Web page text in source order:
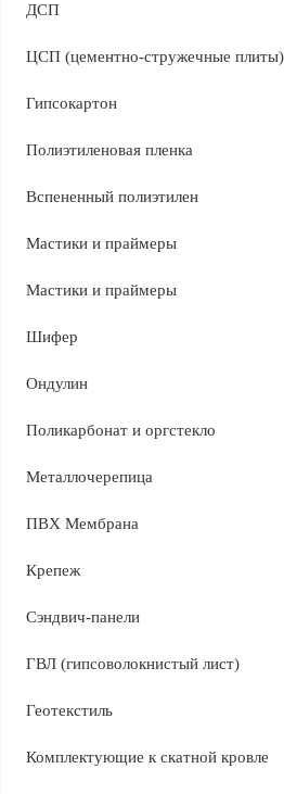
ДСП
ЦСП (цементно-стружечные плиты)
Гипсокартон
Полиэтиленовая пленка
Вспененный полиэтилен
Мастики и праймеры
Мастики и праймеры
Шифер
Ондулин
Поликарбонат и оргстекло
Металлочерепица
ПВХ Мембрана
Крепеж
Сэндвич-панели
ГВЛ (гипсоволокнистый лист)
Геотекстиль
Комплектующие к скатной кровле